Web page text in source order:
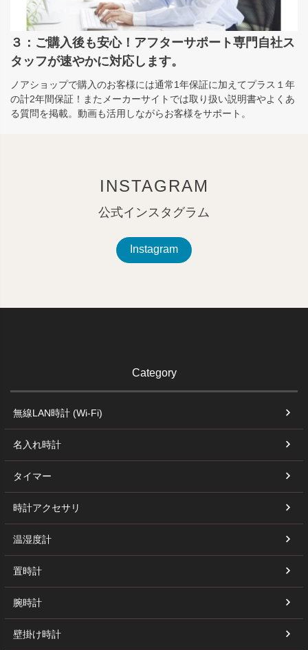
３：ご購入後も安心！アフターサポート専門自社ス
タッフが速やかに対応します。
ノアショップで購入のお客様には通常1年保証に加えてプラス１年
の計2年間保証！またメーカーサイトでは取り扱い説明書やよくあ
る質問を掲載。動画も活用しながらお客様をサポート。
INSTAGRAM
公式インスタグラム
Instagram
Category
無線LAN時計 (Wi-Fi)
名入れ時計
タイマー
時計アクセサリ
温湿度計
置時計
腕時計
壁掛け時計